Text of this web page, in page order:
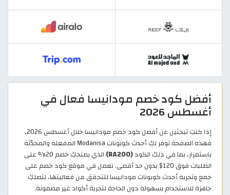
أفضل كود خصم مودانيسا فعال في
أغسطس 2026
إذا كنتِ تبحثين عن أفضل كود خصم مودانيسا خلال أغسطس 2026،
فهذه الصفحة توفر لكِ أحدث كوبونات Modanisa المفعلة والمحدّثة
باستمرار، بما في ذلك الكود(RA200)
الذي يمنحكِ خصم 20% على
الطلبات فوق 120$ بدون حد أقصى. نعمل في موقع كود خصم على
جمع وتجربة أحدث كوبونات مودانيسا للتحقق من فعاليتها، لتصلكِ
جاهزة للاستخدام بسهولة دون الحاجة لتجربة أكواد غير مضمونة.